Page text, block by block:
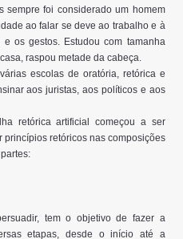
sempre foi considerado um homem
ao falar se deve ao trabalho e à
os gestos. Estudou com tamanha
raspou metade da cabeça.
escolas de oratória, retórica e
aos juristas, aos políticos e aos
retórica artificial começou a ser
retóricos nas composições
tem o objetivo de fazer a
etapas, desde o início até a